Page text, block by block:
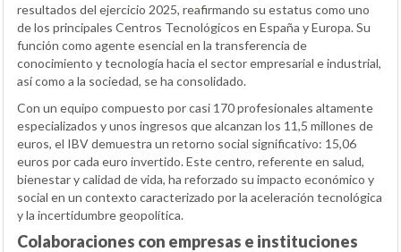
resultados del ejercicio 2025, reafirmando su estatus como uno
de los principales Centros Tecnológicos en España y Europa. Su
función como agente esencial en la transferencia de
conocimiento y tecnología hacia el sector empresarial e industrial,
así como a la sociedad, se ha consolidado.
Con un equipo compuesto por casi 170 profesionales altamente
especializados y unos ingresos que alcanzan los 11,5 millones de
euros, el IBV demuestra un retorno social significativo: 15,06
euros por cada euro invertido. Este centro, referente en salud,
bienestar y calidad de vida, ha reforzado su impacto económico y
social en un contexto caracterizado por la aceleración tecnológica
y la incertidumbre geopolítica.
Colaboraciones con empresas e instituciones